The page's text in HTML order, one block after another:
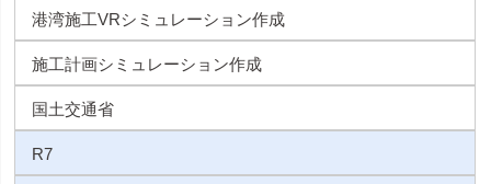
港湾施工VRシミュレーション作成
施工計画シミュレーション作成
国土交通省
R7